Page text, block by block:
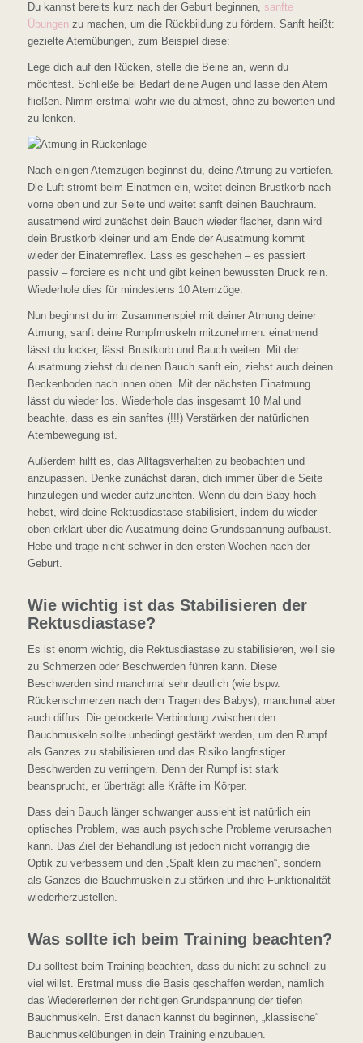
Du kannst bereits kurz nach der Geburt beginnen, sanfte
Übungenzu machen, um die Rückbildung zu fördern. Sanft heißt:
gezielte Atemübungen, zum Beispiel diese:
Lege dich auf den Rücken, stelle die Beine an, wenn du
möchtest. Schließe bei Bedarf deine Augen und lasse den Atem
fließen. Nimm erstmal wahr wie du atmest, ohne zu bewerten und
zu lenken.
Nach einigen Atemzügen beginnst du, deine Atmung zu vertiefen.
Die Luft strömt beim Einatmen ein, weitet deinen Brustkorb nach
vorne oben und zur Seite und weitet sanft deinen Bauchraum.
ausatmend wird zunächst dein Bauch wieder flacher, dann wird
dein Brustkorb kleiner und am Ende der Ausatmung kommt
wieder der Einatemreflex. Lass es geschehen – es passiert
passiv – forciere es nicht und gibt keinen bewussten Druck rein.
Wiederhole dies für mindestens 10 Atemzüge.
Nun beginnst du im Zusammenspiel mit deiner Atmung deiner
Atmung, sanft deine Rumpfmuskeln mitzunehmen: einatmend
lässt du locker, lässt Brustkorb und Bauch weiten. Mit der
Ausatmung ziehst du deinen Bauch sanft ein, ziehst auch deinen
Beckenboden nach innen oben. Mit der nächsten Einatmung
lässt du wieder los. Wiederhole das insgesamt 10 Mal und
beachte, dass es ein sanftes (!!!) Verstärken der natürlichen
Atembewegung ist.
Außerdem hilft es, das Alltagsverhalten zu beobachten und
anzupassen. Denke zunächst daran, dich immer über die Seite
hinzulegen und wieder aufzurichten. Wenn du dein Baby hoch
hebst, wird deine Rektusdiastase stabilisiert, indem du wieder
oben erklärt über die Ausatmung deine Grundspannung aufbaust.
Hebe und trage nicht schwer in den ersten Wochen nach der
Geburt.
Wie wichtig ist das Stabilisieren der
Rektusdiastase?
Es ist enorm wichtig, die Rektusdiastase zu stabilisieren, weil sie
zu Schmerzen oder Beschwerden führen kann. Diese
Beschwerden sind manchmal sehr deutlich (wie bspw.
Rückenschmerzen nach dem Tragen des Babys), manchmal aber
auch diffus. Die gelockerte Verbindung zwischen den
Bauchmuskeln sollte unbedingt gestärkt werden, um den Rumpf
als Ganzes zu stabilisieren und das Risiko langfristiger
Beschwerden zu verringern. Denn der Rumpf ist stark
beansprucht, er überträgt alle Kräfte im Körper.
Dass dein Bauch länger schwanger aussieht ist natürlich ein
optisches Problem, was auch psychische Probleme verursachen
kann. Das Ziel der Behandlung ist jedoch nicht vorrangig die
Optik zu verbessern und den „Spalt klein zu machen“, sondern
als Ganzes die Bauchmuskeln zu stärken und ihre Funktionalität
wiederherzustellen.
Was sollte ich beim Training beachten?
Du solltest beim Training beachten, dass du nicht zu schnell zu
viel willst. Erstmal muss die Basis geschaffen werden, nämlich
das Wiedererlernen der richtigen Grundspannung der tiefen
Bauchmuskeln. Erst danach kannst du beginnen, „klassische“
Bauchmuskelübungen in dein Training einzubauen.